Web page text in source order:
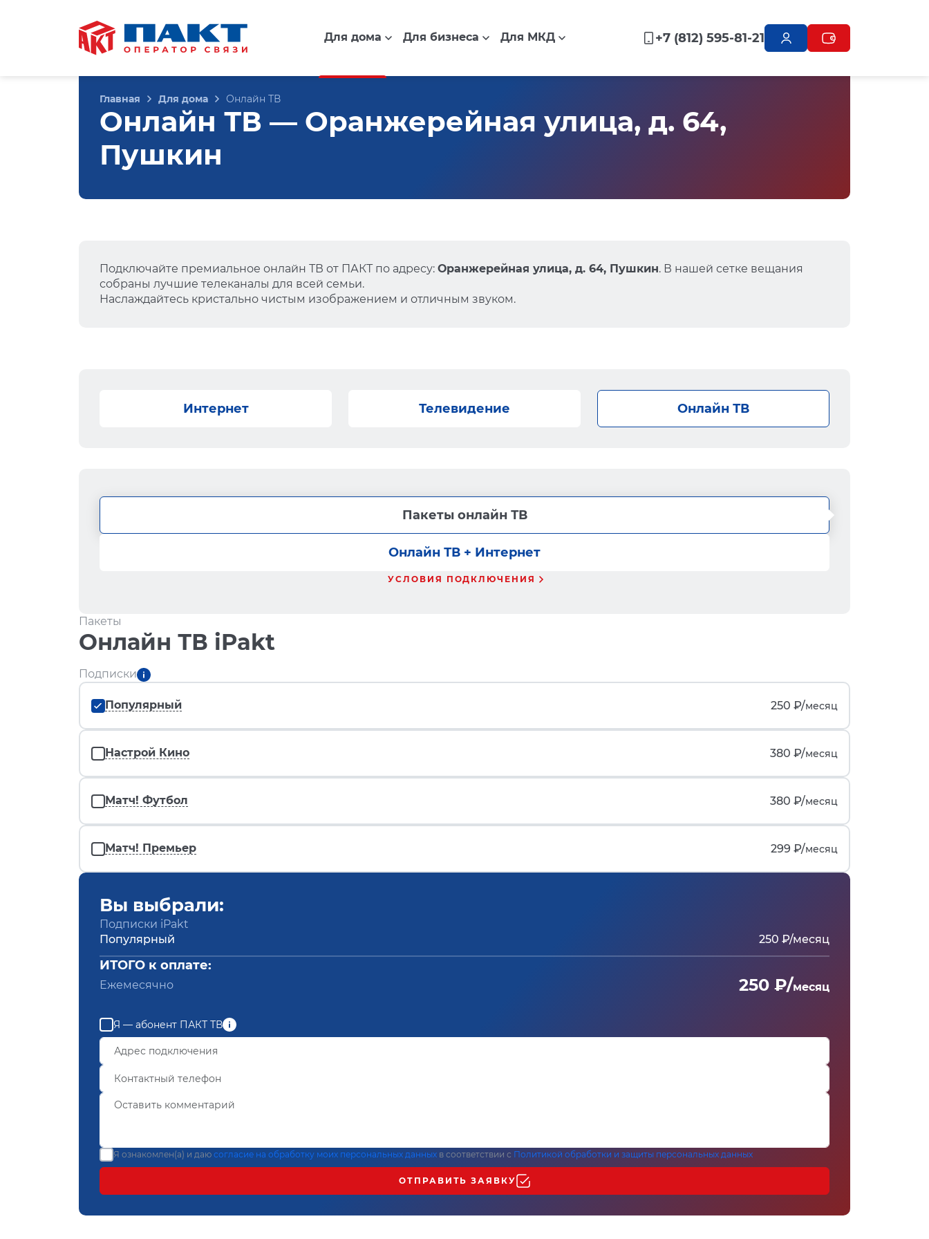
Для дома Для бизнеса Для МКД +7 (812) 595-81-21
Главная Для дома Онлайн ТВ
Онлайн ТВ — Оранжерейная улица, д. 64,
Пушкин
Подключайте премиальное онлайн ТВ от ПАКТ по адресу: Оранжерейная улица, д. 64, Пушкин. В нашей сетке вещания
собраны лучшие телеканалы для всей семьи.
Наслаждайтесь кристально чистым изображением и отличным звуком.
Интернет Телевидение Онлайн ТВ
Пакеты онлайн ТВ
Онлайн ТВ + Интернет
УСЛОВИЯ ПОДКЛЮЧЕНИЯ
Пакеты
Онлайн ТВ iPakt
Подписки
Популярный 250 ₽/месяц
Настрой Кино 380 ₽/месяц
Матч! Футбол 380 ₽/месяц
Матч! Премьер 299 ₽/месяц
Вы выбрали:
Подписки iPakt
Популярный
250 ₽/месяц
ИТОГО к оплате:
Ежемесячно 250 ₽/месяц
Я — абонент ПАКТ ТВ
Я ознакомлен(а) и даю согласие на обработку моих персональных данных в соответствии с Политикой обработки и защиты персональных данных
ОТПРАВИТЬ ЗАЯВКУ